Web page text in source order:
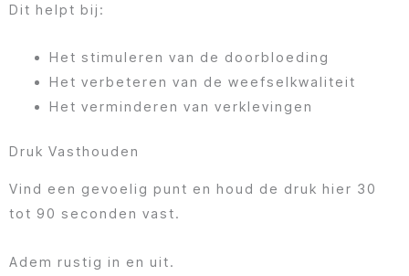
Dit helpt bij:
Het stimuleren van de doorbloeding
Het verbeteren van de weefselkwaliteit
Het verminderen van verklevingen
Druk Vasthouden
Vind een gevoelig punt en houd de druk hier 30
tot 90 seconden vast.
Adem rustig in en uit.